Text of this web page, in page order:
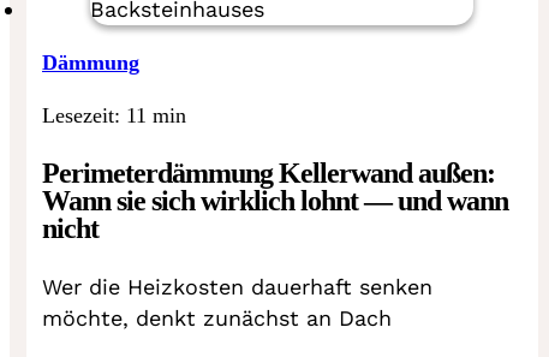
Dämmung
Lesezeit: 11 min
Perimeterdämmung Kellerwand außen:
Wann sie sich wirklich lohnt — und wann
nicht
Wer die Heizkosten dauerhaft senken
möchte, denkt zunächst an Dach